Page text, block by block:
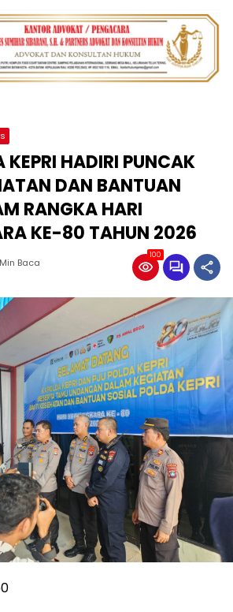
HADIRI PUNCAK
DAN BANTUAN
RANGKA HARI
KE-80 TAHUN 2026
Baca
100